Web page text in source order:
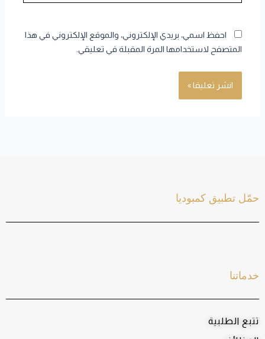
احفظ اسمي، بريدي الإلكتروني، والموقع الإلكتروني في هذا
المتصفح لاستخدامها المرة المقبلة في تعليقي.
خدماتنا
تتبع الطلبية
حمّل تطبيق كمبوديا